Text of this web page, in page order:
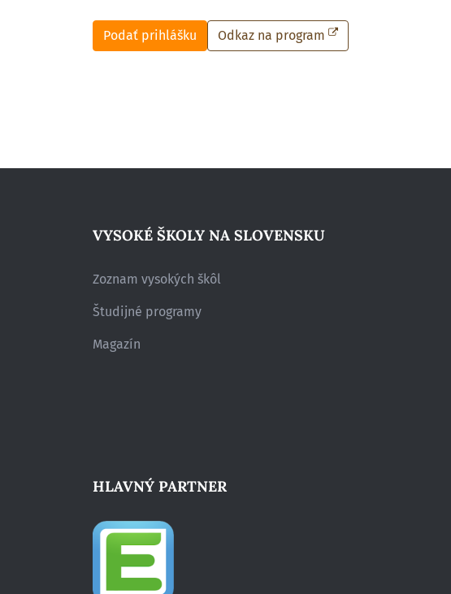
Podať prihlášku Odkaz na program
VYSOKÉ ŠKOLY NA SLOVENSKU
Zoznam vysokých škôl
Študijné programy
Magazín
HLAVNÝ PARTNER